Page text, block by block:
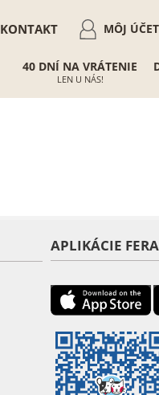
MÔJ ÚČET
KONTAKT
40 DNÍ NA VRÁTENIE
LEN U NÁS!
APLIKÁCIE FERA